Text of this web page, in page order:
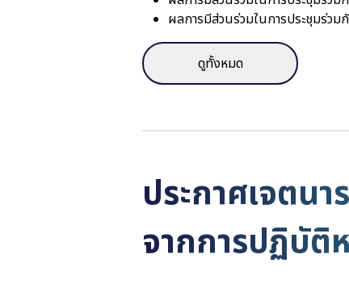
ผลการมีส่วนร่วมในการประชุมร่วม
ดูทั้งหมด
ประกาศเจตน
จากการปฏิบัติ